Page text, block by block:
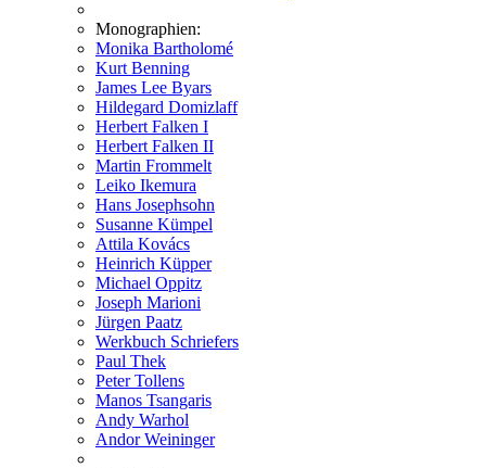
Monographien:
Monika Bartholomé
Kurt Benning
James Lee Byars
Hildegard Domizlaff
Herbert Falken I
Herbert Falken II
Martin Frommelt
Leiko Ikemura
Hans Josephsohn
Susanne Kümpel
Attila Kovács
Heinrich Küpper
Michael Oppitz
Joseph Marioni
Jürgen Paatz
Werkbuch Schriefers
Paul Thek
Peter Tollens
Manos Tsangaris
Andy Warhol
Andor Weininger